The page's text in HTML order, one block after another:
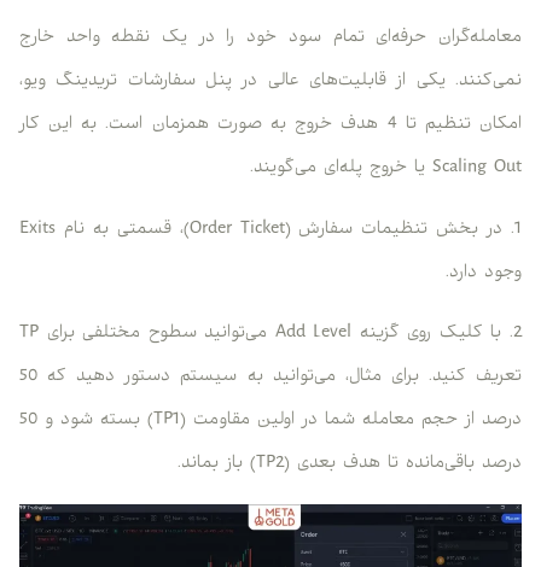
معامله‌گران حرفه‌ای تمام سود خود را در یک نقطه واحد خارج
نمی‌کنند. یکی از قابلیت‌های عالی در پنل سفارشات تریدینگ ویو،
امکان تنظیم تا 4 هدف خروج به صورت همزمان است. به این کار
Scaling Out یا خروج پله‌ای می‌گویند.
1. در بخش تنظیمات سفارش (Order Ticket)، قسمتی به نام Exits
وجود دارد.
2. با کلیک روی گزینه Add Level می‌توانید سطوح مختلفی برای TP
تعریف کنید. برای مثال، می‌توانید به سیستم دستور دهید که 50
درصد از حجم معامله شما در اولین مقاومت (TP1) بسته شود و 50
درصد باقی‌مانده تا هدف بعدی (TP2) باز بماند.